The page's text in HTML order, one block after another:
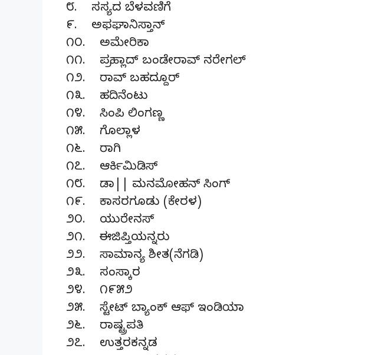
೮. ಸಸ್ಯದ ಬೆಳವಣಿಗೆ
೯. ಅಫಘಾನಿಸ್ತಾನ್
೧೦. ಅಮೇರಿಕಾ
೧೧. ಪ್ರಹ್ಲಾದ್ ಬಂಡೇರಾವ್ ನರೇಗಲ್
೧೨. ರಾವ್ ಬಹದ್ದೂರ್
೧೩. ಹದಿನೆಂಟು
೧೪. ಸಿಂಪಿ ಲಿಂಗಣ್ಣ
೧೫. ಗೊಲ್ಲಾಳ
೧೬. ರಾಗಿ
೧೭. ಆರ್ಕಿಮಿಡಿಸ್
೧೮. ಡಾ|| ಮನಮೋಹನ್ ಸಿಂಗ್
೧೯. ಕಾಸರಗೂಡು (ಕೇರಳ)
೨೦. ಯುರೇನಸ್
೨೧. ಈಜಿಪ್ತಿಯನ್ನರು
೨೨. ಸಾಮಾನ್ಯ ಶೀತ(ನೆಗಡಿ)
೨೩. ಸಂಸ್ಕಾರ
೨೪. ೧೯೫೨
೨೫. ಸ್ಟೇಟ್ ಬ್ಯಾಂಕ್ ಆಫ್ ಇಂಡಿಯಾ
೨೬. ರಾಷ್ಟ್ರಪತಿ
೨೭. ಉತ್ತರಕನ್ನಡ